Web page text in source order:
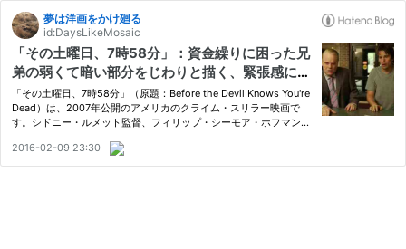
夢は洋画をかけ廻る
id:DaysLikeMosaic
「その土曜日、7時58分」：資金繰りに困った兄
弟の弱くて暗い部分をじわりと描く、緊張感にあ
ふれたクライム・スリラー
「その土曜日、7時58分」（原題：Before the Devil Knows You're
Dead）は、2007年公開のアメリカのクライム・スリラー映画で
す。シドニー・ルメット監督、フィリップ・シーモア・ホフマン、
て破滅していく兄弟とその両親の運命を、人間の心の弱くて暗い部
分…
2016-02-09 23:30